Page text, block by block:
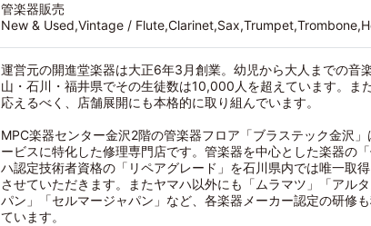
管楽器販売
New & Used,Vintage /
運営元の開進堂楽器は大正6年3月創業。幼児から大人までの音
山・石川・福井県でその生徒数は10,000人を超えています。ま
応えるべく、店舗展開にも本格的に取り組んでいます。
MPC楽器センター金沢2階の管楽器フロア「ブラステック金沢
ービスに特化した修理専門店です。管楽器を中心とした楽器の
ハ認定技術者資格の「リペアグレード」を石川県内では唯一取
させていただきます。またヤマハ以外にも「ムラマツ」「アル
パン」「セルマージャパン」など、各楽器メーカー認定の研修
ています。